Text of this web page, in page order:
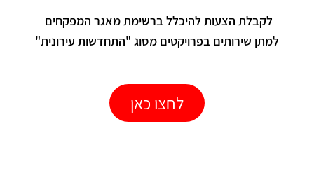
לקבלת הצעות להיכלל ברשימת מאגר המפקחים
למתן שירותים בפרויקטים מסוג "התחדשות עירונית"
לחצו כאן